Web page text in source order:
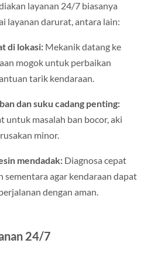
layanan 24/7 biasanya
layanan darurat, antara lain:
di lokasi:Mekanik datang ke
mogok untuk perbaikan
tarik kendaraan.
dan suku cadang penting:
untuk masalah ban bocor, aki
minor.
mendadak:Diagnosa cepat
sementara agar kendaraan dapat
dengan aman.
24/7